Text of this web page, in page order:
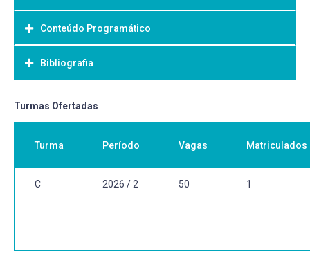
Objetivo Geral:
Conteúdo Programático
Bibliografia
Bibliografia Básica:
Turmas Ofertadas
Turma Período Vagas Matriculados
C 2026 / 2 50 1